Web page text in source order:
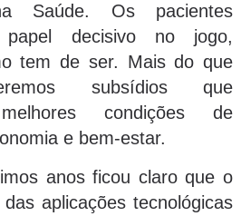
Saúde. Os pacientes
decisivo no jogo,
tem de ser. Mais do que
subsídios que
condições de
e bem-estar.
anos ficou claro que o
aplicações tecnológicas